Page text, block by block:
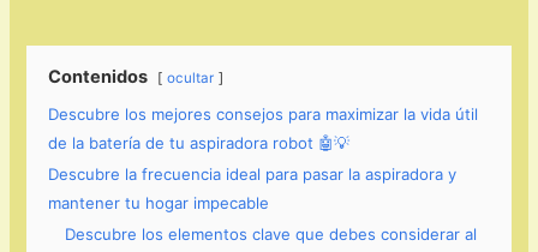
Contenidos ocultar
Descubre los mejores consejos para maximizar la vida útil
de la batería de tu aspiradora robot 🤖💡
Descubre la frecuencia ideal para pasar la aspiradora y
mantener tu hogar impecable
Descubre los elementos clave que debes considerar al